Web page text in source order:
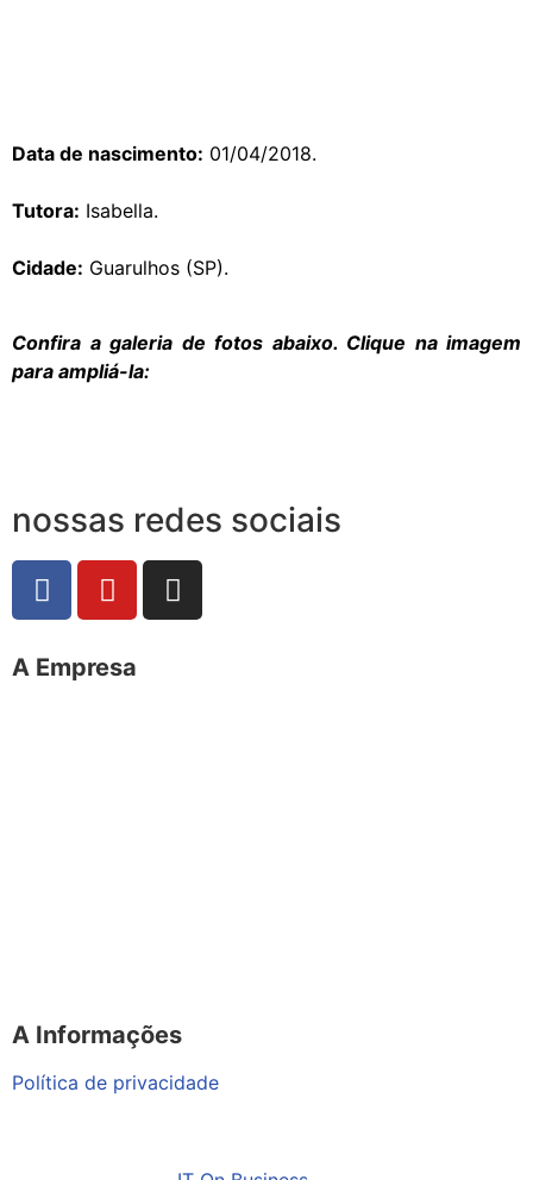
Data de nascimento: 01/04/2018.
Tutora: Isabella.
Cidade: Guarulhos (SP).
Confira a galeria de fotos abaixo. Clique na imagem
para ampliá-la:
nossas redes sociais
A Empresa
A Informações
Política de privacidade